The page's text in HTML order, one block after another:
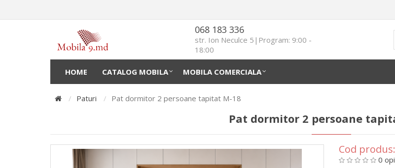
068 183 336
str. Ion Neculce 5|Program: 9:00 -
18:00
HOME CATALOG MOBILA MOBILA COMERCIALA
Paturi Pat dormitor 2 persoane tapitat M-18
Pat dormitor 2 persoane
Cod produs:
0